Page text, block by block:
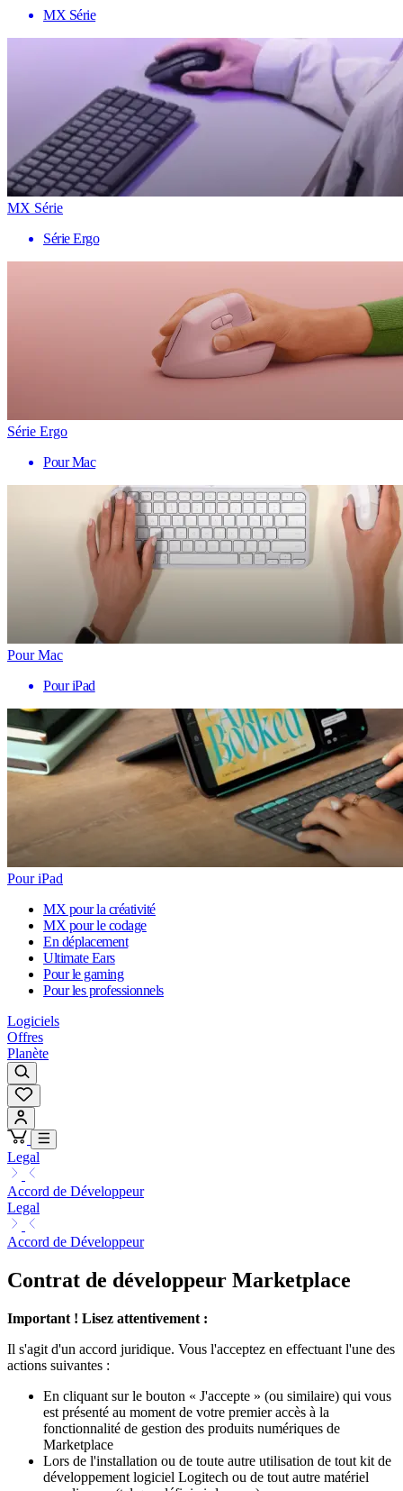
MX Série
MX Série
Série Ergo
Série Ergo
Pour Mac
Pour Mac
Pour iPad
Pour iPad
MX pour la créativité
MX pour le codage
En déplacement
Ultimate Ears
Pour le gaming
Pour les professionnels
Logiciels
Offres
Planète
Legal
Accord de Développeur
Legal
Accord de Développeur
Contrat de développeur Marketplace
Important ! Lisez attentivement :
Il s'agit d'un accord juridique. Vous l'acceptez en effectuant l'une des
actions suivantes :
En cliquant sur le bouton « J'accepte » (ou similaire) qui vous
est présenté au moment de votre premier accès à la
fonctionnalité de gestion des produits numériques de
Marketplace
Lors de l'installation ou de toute autre utilisation de tout kit de
développement logiciel Logitech ou de tout autre matériel